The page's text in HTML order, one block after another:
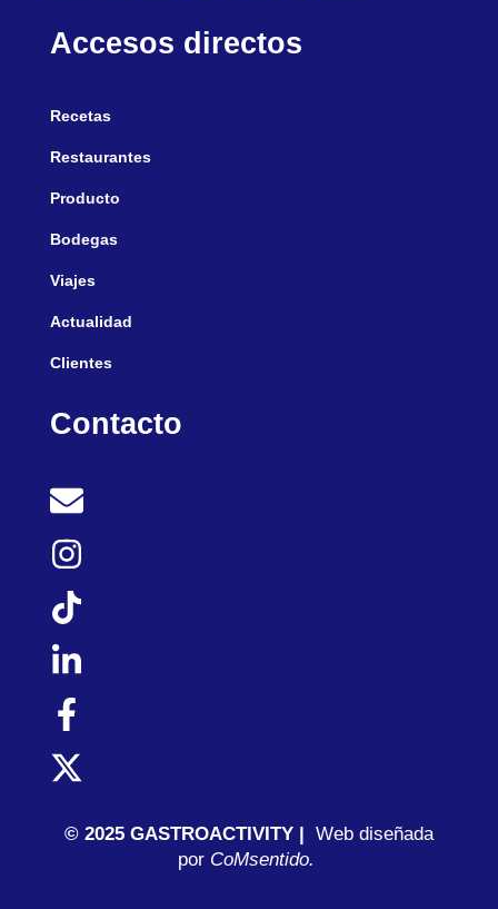
Accesos directos
Recetas
Restaurantes
Producto
Bodegas
Viajes
Actualidad
Clientes
Contacto
© 2025 GASTROACTIVITY | Web diseñada
porCoMsentido.